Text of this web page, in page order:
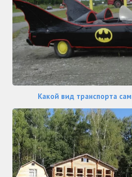
Какой вид транспорта